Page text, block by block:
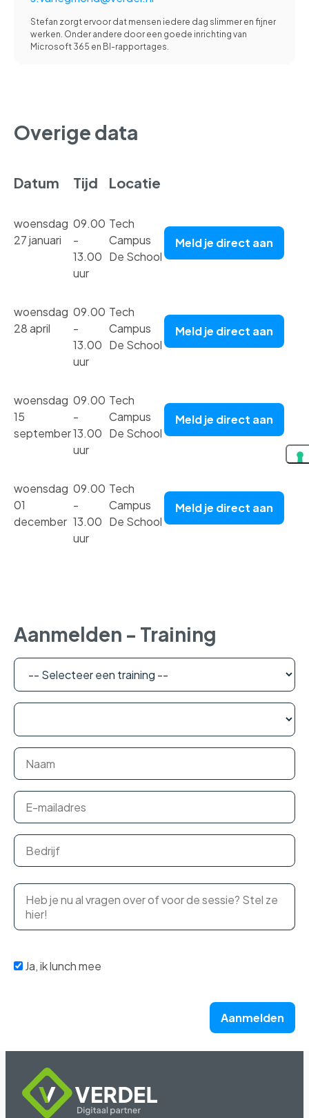
Stefan zorgt ervoor dat mensen iedere dag slimmer en fijner
werken. Onder andere door een goede inrichting van
Microsoft 365 en BI-rapportages.
Overige data
Datum Tijd Locatie
woensdag
27 januari
09.00
-
13.00
uur
Tech
Campus
De School
Meld je direct aan
woensdag
28 april
09.00
-
13.00
uur
Tech
Campus
De School
Meld je direct aan
woensdag
15
september
09.00
-
13.00
uur
Tech
Campus
De School
Meld je direct aan
woensdag
01
december
09.00
-
13.00
uur
Tech
Campus
De School
Meld je direct aan
Aanmelden - Training
Ja, ik lunch mee
Aanmelden